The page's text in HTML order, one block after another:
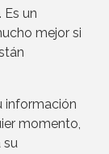
. Es un
mejor si
información
momento,
su